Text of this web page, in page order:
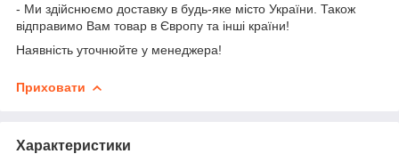
- Ми здійснюємо доставку в будь-яке місто України. Також
відправимо Вам товар в Європу та інші країни!
Наявність уточнюйте у менеджера!
Приховати
Характеристики